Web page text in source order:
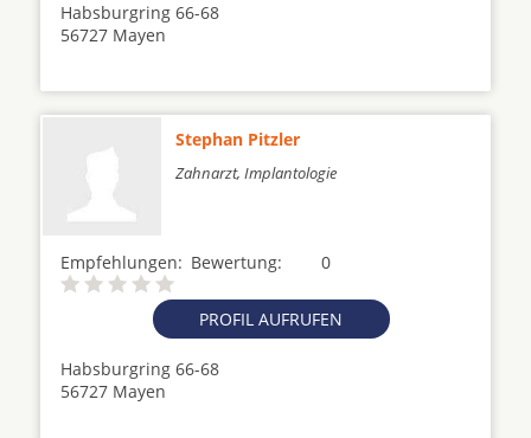
Habsburgring 66-68
56727 Mayen
Stephan Pitzler
Zahnarzt, Implantologie
Empfehlungen: 0
Bewertung:
PROFIL AUFRUFEN
Habsburgring 66-68
56727 Mayen